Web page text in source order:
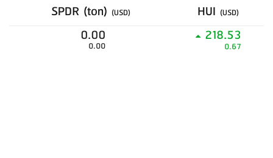
SPDR (ton) (USD) HUI (USD)
0.00
0.00
218.53
0.67